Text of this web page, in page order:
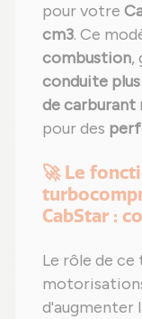
pour votre
cm3. Ce
combustion,
conduite
de carburant
pour des
🚀 Le
CabStar :
Le rôle de
d'augmenter